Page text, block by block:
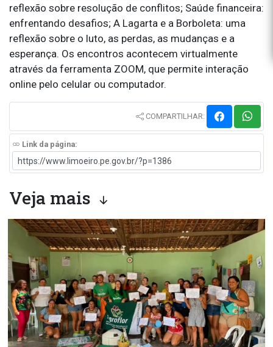
reflexão sobre resolução de conflitos; Saúde financeira:
enfrentando desafios; A Lagarta e a Borboleta: uma
reflexão sobre o luto, as perdas, as mudanças e a
esperança. Os encontros acontecem virtualmente
através da ferramenta ZOOM, que permite interação
online pelo celular ou computador.
COMPARTILHAR:
Link da página:
Veja mais